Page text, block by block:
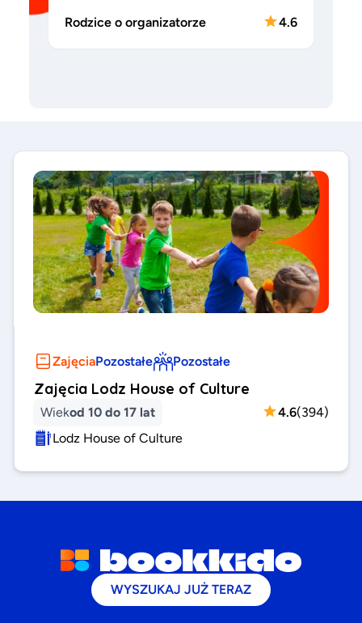
Rodzice o organizatorze 4.6
ZajęciaPozostałe Pozostałe
Zajęcia Lodz House of Culture
Wiekod 10 do 17 lat 4.6(394)
Lodz House of Culture
WYSZUKAJ JUŻ TERAZ